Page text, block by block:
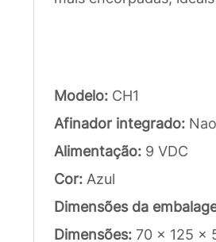
Modelo: CH1
Afinador integrado: Nao
Alimentação: 9 VDC
Cor: Azul
Dimensões da
Dimensões: 70 x 125 x